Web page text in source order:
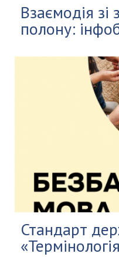
Взаємодія зі
полону:
Стандарт